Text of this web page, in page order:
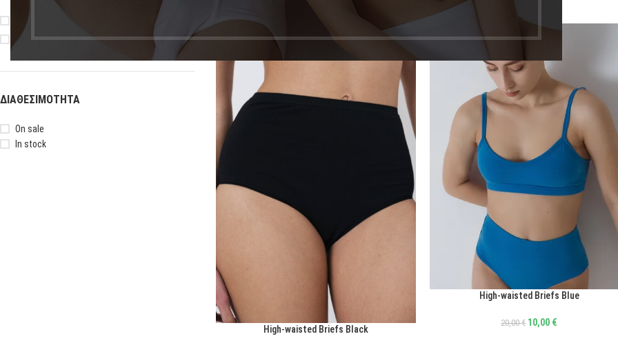
M/L
XS/S
ΔΙΑΘΕΣΙΜΌΤΗΤΑ
On sale
In stock
-11%
High-waisted Briefs Black
-50%
High-waisted Briefs Blue
20,00€ 10,00 €